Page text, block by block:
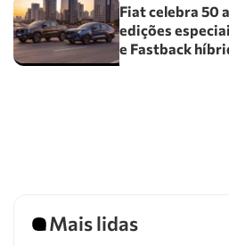
Fiat celebra 50
edições
e Fastback
Mais lidas